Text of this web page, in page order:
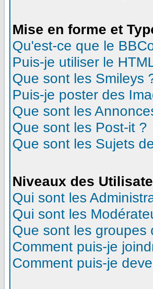
Mise en forme et
Qu'est-ce que le
Puis-je utiliser le
Que sont les Smileys
Puis-je poster des
Que sont les
Que sont les Post-it ?
Que sont les Sujets
Niveaux des
Qui sont les
Qui sont les
Que sont les groupes
Comment puis-je
Comment puis-je